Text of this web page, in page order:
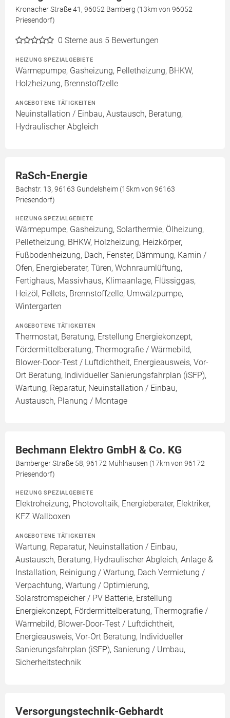
Kronacher Straße 41, 96052 Bamberg (13km von 96052
Priesendorf)
0 Sterne aus 5 Bewertungen
HEIZUNG SPEZIALGEBIETE
Wärmepumpe, Gasheizung, Pelletheizung, BHKW,
Holzheizung, Brennstoffzelle
ANGEBOTENE TÄTIGKEITEN
Neuinstallation / Einbau, Austausch, Beratung,
Hydraulischer Abgleich
RaSch-Energie
Bachstr. 13, 96163 Gundelsheim (15km von 96163
Priesendorf)
HEIZUNG SPEZIALGEBIETE
Wärmepumpe, Gasheizung, Solarthermie, Ölheizung,
Pelletheizung, BHKW, Holzheizung, Heizkörper,
Fußbodenheizung, Dach, Fenster, Dämmung, Kamin /
Ofen, Energieberater, Türen, Wohnraumlüftung,
Fertighaus, Massivhaus, Klimaanlage, Flüssiggas,
Heizöl, Pellets, Brennstoffzelle, Umwälzpumpe,
Wintergarten
ANGEBOTENE TÄTIGKEITEN
Thermostat, Beratung, Erstellung Energiekonzept,
Fördermittelberatung, Thermografie / Wärmebild,
Blower-Door-Test / Luftdichtheit, Energieausweis, Vor-
Ort Beratung, Individueller Sanierungsfahrplan (iSFP),
Wartung, Reparatur, Neuinstallation / Einbau,
Austausch, Planung / Montage
Bechmann Elektro GmbH & Co. KG
Bamberger Straße 58, 96172 Mühlhausen (17km von 96172
Priesendorf)
HEIZUNG SPEZIALGEBIETE
Elektroheizung, Photovoltaik, Energieberater, Elektriker,
KFZ Wallboxen
ANGEBOTENE TÄTIGKEITEN
Wartung, Reparatur, Neuinstallation / Einbau,
Austausch, Beratung, Hydraulischer Abgleich, Anlage &
Installation, Reinigung / Wartung, Dach Vermietung /
Verpachtung, Wartung / Optimierung,
Solarstromspeicher / PV Batterie, Erstellung
Energiekonzept, Fördermittelberatung, Thermografie /
Wärmebild, Blower-Door-Test / Luftdichtheit,
Energieausweis, Vor-Ort Beratung, Individueller
Sanierungsfahrplan (iSFP), Sanierung / Umbau,
Sicherheitstechnik
Versorgungstechnik-Gebhardt